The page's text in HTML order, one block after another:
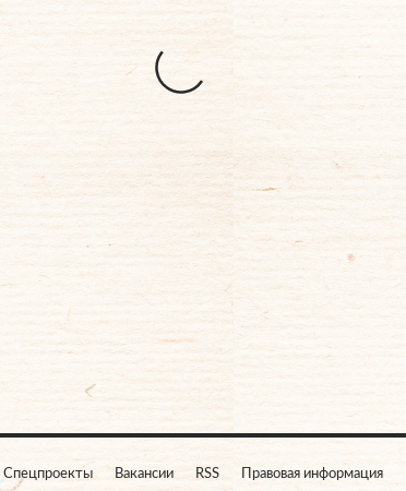
Спецпроекты Вакансии RSS Правовая информация